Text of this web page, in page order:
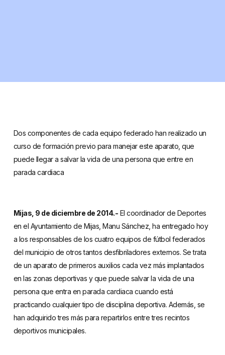
Dos componentes de cada equipo federado han realizado un
curso de formación previo para manejar este aparato, que
puede llegar a salvar la vida de una persona que entre en
parada cardiaca
Mijas, 9 de diciembre de 2014.- El coordinador de Deportes
en el Ayuntamiento de Mijas, Manu Sánchez, ha entregado hoy
a los responsables de los cuatro equipos de fútbol federados
del municipio de otros tantos desfibriladores externos. Se trata
de un aparato de primeros auxilios cada vez más implantados
en las zonas deportivas y que puede salvar la vida de una
persona que entra en parada cardiaca cuando está
practicando cualquier tipo de disciplina deportiva. Además, se
han adquirido tres más para repartirlos entre tres recintos
deportivos municipales.